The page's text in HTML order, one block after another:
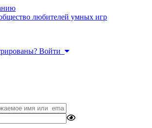
любителей умных игр
Войти